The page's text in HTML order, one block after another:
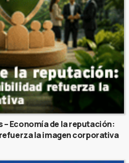
Economía de la reputación:
la imagen corporativa